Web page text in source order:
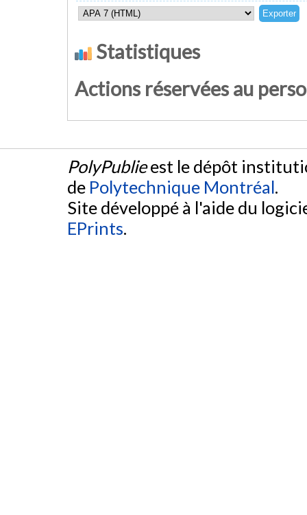
Statistiques
Actions réservées au
PolyPublieest le dépôt
de Polytechnique Montréal.
Site développé à l'aide du
EPrints.